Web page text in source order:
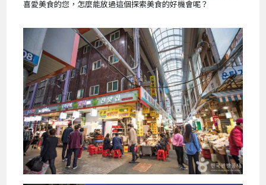
喜愛美食的您，怎麼能放過這個探索美食的好機會呢？